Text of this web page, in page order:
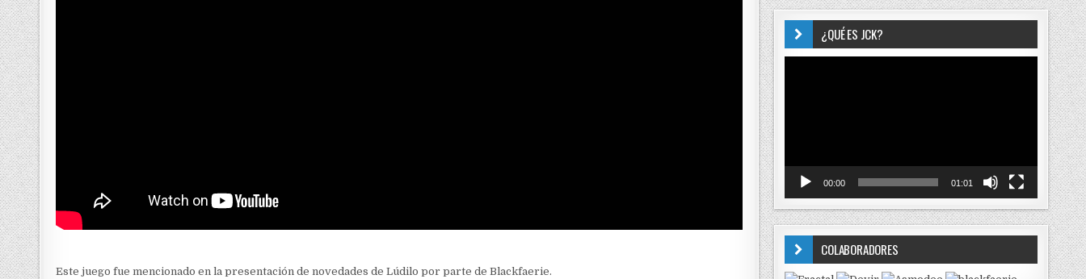
Este juego fue mencionado en la presentación de novedades de Lúdilo por parte de Blackfaerie.
¿QUÉ ES JCK?
00:00 01:01
COLABORADORES